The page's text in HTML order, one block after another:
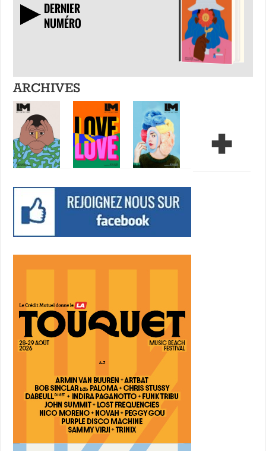
DERNIER
NUMÉRO
TÉLÉCHARGER
ARCHIVES +